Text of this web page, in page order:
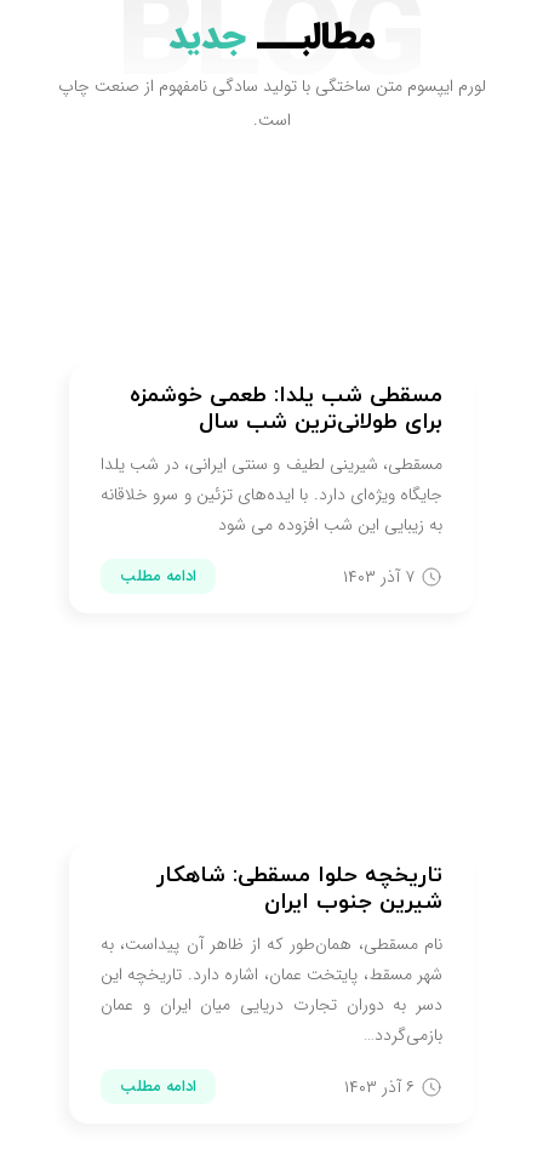
مطالبـــجدید
لورم ایپسوم متن ساختگی با تولید سادگی نامفهوم از صنعت چاپ
است.
مسقطی شب یلدا: طعمی خوشمزه
برای طولانی‌ترین شب سال
مسقطی، شیرینی لطیف و سنتی ایرانی، در شب یلدا
جایگاه ویژه‌ای دارد. با ایده‌های تزئین و سرو خلاقانه
به زیبایی این شب افزوده می شود
۷ آذر ۱۴۰۳
ادامه مطلب
تاریخچه حلوا مسقطی: شاهکار
شیرین جنوب ایران
نام مسقطی، همان‌طور که از ظاهر آن پیداست، به
شهر مسقط، پایتخت عمان، اشاره دارد. تاریخچه این
دسر به دوران تجارت دریایی میان ایران و عمان
بازمی‌گردد…
۶ آذر ۱۴۰۳
ادامه مطلب
BLOG